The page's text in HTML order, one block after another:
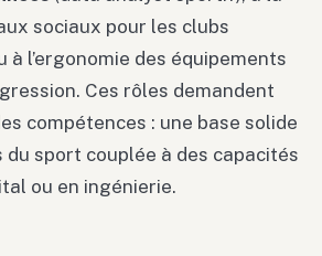
sociaux pour les clubs
à l’ergonomie des équipements
Ces rôles demandent
compétences : une base solide
du sport couplée à des capacités
ou en ingénierie.